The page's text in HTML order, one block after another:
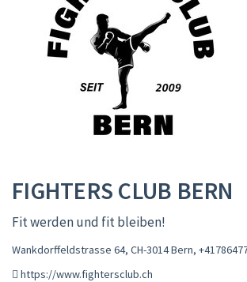
FIGHTERS CLUB BERN
Fit werden und fit bleiben!
Wankdorffeldstrasse 64, CH-3014 Bern,
https://www.fightersclub.ch